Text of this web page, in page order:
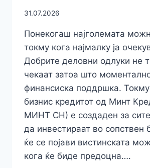
31.07.2026
Понекогаш најголемата
токму кога најмалку ја
Добрите деловни одлуки не
чекаат затоа што
финансиска поддршка. Токму
бизнис кредитот од Минт
МИНТ СН) е создаден за
да инвестираат во сопствен
ќе се појави вистинската
кога ќе биде предоцна….